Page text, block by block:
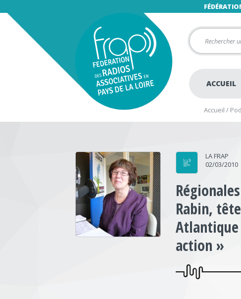
ACCUEIL
Accueil /
LA FRAP
02/03/2010
Rabin,
Atlantique
action »